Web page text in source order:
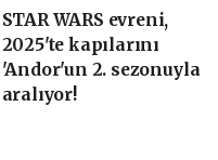
STAR WARS evreni,
2025'te kapılarını
'Andor'un 2. sezonuyla
aralıyor!